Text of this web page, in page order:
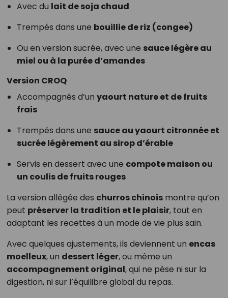
Avec du lait de soja chaud
Trempés dans une bouillie de riz (congee)
Ou en version sucrée, avec une sauce légère au
miel ou à la purée d’amandes
Version CROQ
Accompagnés d’un yaourt nature et de fruits
frais
Trempés dans une sauce au yaourt citronnée et
sucrée légèrement au sirop d’érable
Servis en dessert avec une compote maison ou
un coulis de fruits rouges
La version allégée des churros chinoismontre qu’on
peut préserver la tradition et le plaisir, tout en
adaptant les recettes à un mode de vie plus sain.
Avec quelques ajustements, ils deviennent un encas
moelleux, un dessert léger, ou même un
accompagnement original, qui ne pèse ni sur la
digestion, ni sur l’équilibre global du repas.